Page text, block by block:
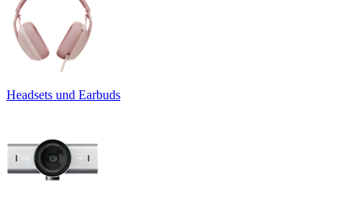
Headsets und Earbuds